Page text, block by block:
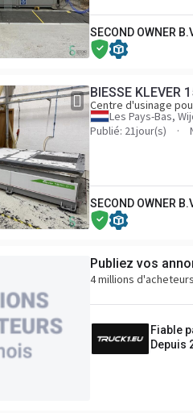
SECOND OWNER
BIESSE KLEVER
Centre d'usinage
Les Pays-Bas,
Publié: 21jour(s)
SECOND OWNER
Publiez vos
4 millions
Fiable
Depuis